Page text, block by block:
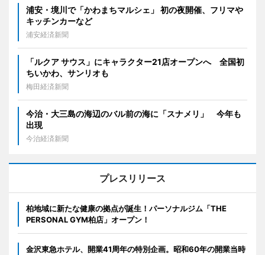
浦安・境川で「かわまちマルシェ」 初の夜開催、フリマや
キッチンカーなど
浦安経済新聞
「ルクア サウス」にキャラクター21店オープンへ 全国初
ちいかわ、サンリオも
梅田経済新聞
今治・大三島の海辺のバル前の海に「スナメリ」 今年も
出現
今治経済新聞
プレスリリース
柏地域に新たな健康の拠点が誕生！パーソナルジム「THE
PERSONAL GYM柏店」オープン！
金沢東急ホテル、開業41周年の特別企画。昭和60年の開業当時